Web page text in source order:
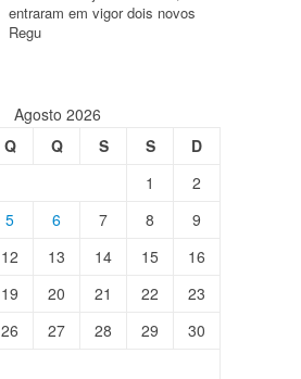
entraram em vigor dois novos
Regu
Agosto 2026
Q Q S S
D
1
2
5 6 7 8
9
12 13 14 15
16
19 20 21 22
23
26 27 28 29
30